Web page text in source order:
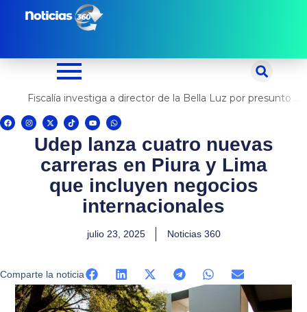
Fiscalía investiga a director de la Bella Luz por presunto abuso contra cantante Naldy Saldaña
F
a
c
I
n
s
X
-
t
w
i
t
e
T
i
k
t
o
k
Y
o
u
t
u
e
W
h
a
t
p
p
Udep lanza cuatro nuevas
carreras en Piura y Lima
que incluyen negocios
internacionales
julio 23, 2025 Noticias 360
Comparte la noticia